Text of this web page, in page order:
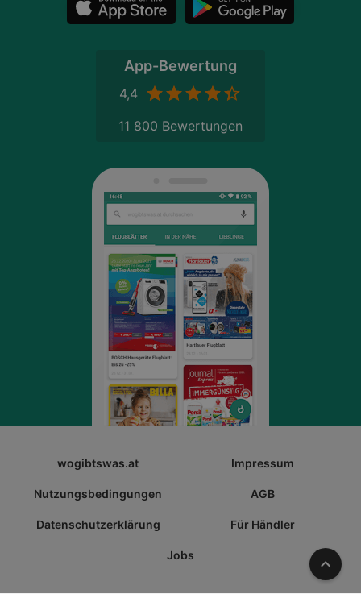
App-Bewertung
4,4
11 800 Bewertungen
wogibtswas.at Impressum
Nutzungsbedingungen AGB
Datenschutzerklärung Für Händler
Jobs Nach